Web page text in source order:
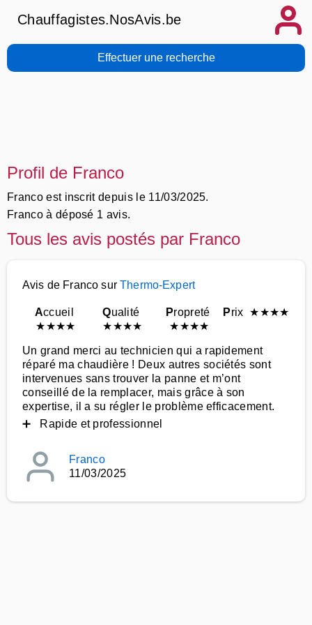
Chauffagistes.NosAvis.be
Effectuer une recherche
Profil de Franco
Franco est inscrit depuis le 11/03/2025.
Franco à déposé 1 avis.
Tous les avis postés par Franco
Avis de Franco surThermo-Expert
Accueil
★★★★
Qualité
★★★★
Propreté
★★★★
Prix ★★★★
Un grand merci au technicien qui a rapidement
réparé ma chaudière ! Deux autres sociétés sont
intervenues sans trouver la panne et m’ont
conseillé de la remplacer, mais grâce à son
expertise, il a su régler le problème efficacement.
➕ Rapide et professionnel
Franco
11/03/2025